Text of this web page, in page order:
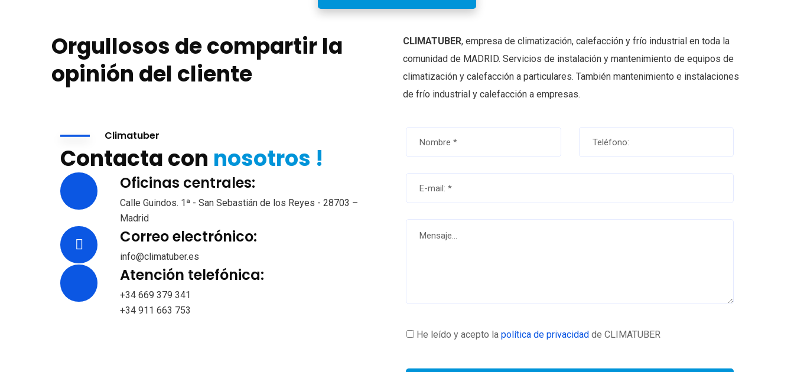
Orgullosos de compartir la
opinión del cliente
CLIMATUBER, empresa de climatización, calefacción y frío industrial en toda la
comunidad de MADRID. Servicios de instalación y mantenimiento de equipos de
climatización y calefacción a particulares. También mantenimiento e instalaciones
de frío industrial y calefacción a empresas.
Climatuber
Contacta con nosotros !
Oficinas centrales:
Calle Guindos. 1ª - San Sebastián de los Reyes - 28703 –
Madrid
Correo electrónico:
info@climatuber.es
Atención telefónica:
+34 669 379 341
+34 911 663 753
He leído y acepto la política de privacidad de CLIMATUBER